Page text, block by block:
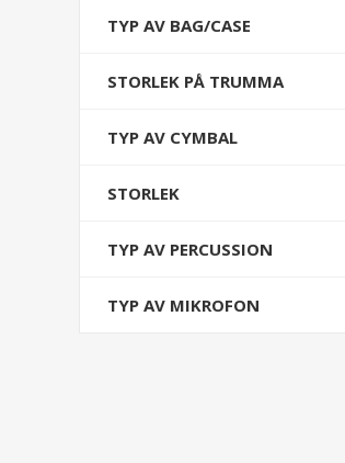
TYP AV BAG/CASE
STORLEK PÅ TRUMMA
TYP AV CYMBAL
STORLEK
TYP AV PERCUSSION
TYP AV MIKROFON